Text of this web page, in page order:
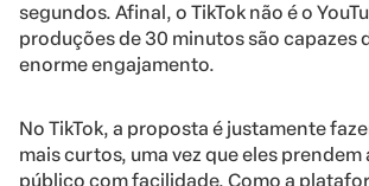
segundos. Afinal, o TikTok não é o
produções de 30 minutos são capazes
enorme engajamento.
No TikTok, a proposta é justamente
mais curtos, uma vez que eles prendem
público com facilidade. Como a